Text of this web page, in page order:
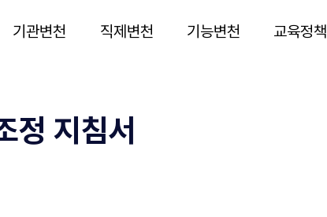
기관변천 직제변천 기능변천 교육정책
정 지침서